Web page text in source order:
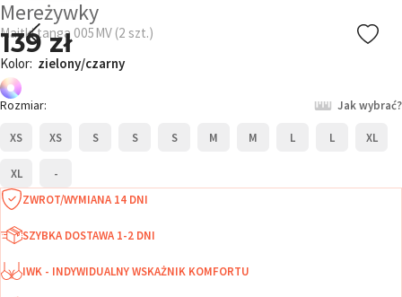
Mereżywky
Majtki tanga 005MV (2 szt.)
139 zł
Kolor: zielony/czarny
Rozmiar: Jak wybrać?
XS XS S S S M M L L XL
XL
-
ZWROT/WYMIANA 14 DNI
SZYBKA DOSTAWA 1-2 DNI
IWK - INDYWIDUALNY WSKAŻNIK KOMFORTU